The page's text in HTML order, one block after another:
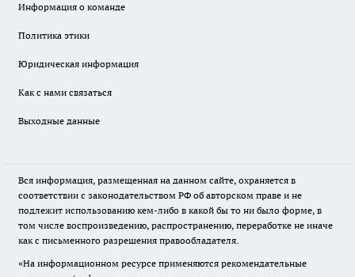
Информация о команде
Политика этики
Юридическая информация
Как с нами связаться
Выходные данные
Вся информация, размещенная на данном сайте, охраняется в
соответствии с законодательством РФ об авторском праве и не
подлежит использованию кем-либо в какой бы то ни было форме, в
том числе воспроизведению, распространению, переработке не иначе
как с письменного разрешения правообладателя.
«На информационном ресурсе применяются рекомендательные